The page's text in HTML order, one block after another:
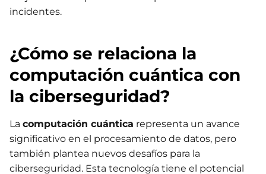
incidentes.
¿Cómo se relaciona la
computación cuántica con
la ciberseguridad?
La computación cuántica representa un avance
significativo en el procesamiento de datos, pero
también plantea nuevos desafíos para la
ciberseguridad. Esta tecnología tiene el potencial